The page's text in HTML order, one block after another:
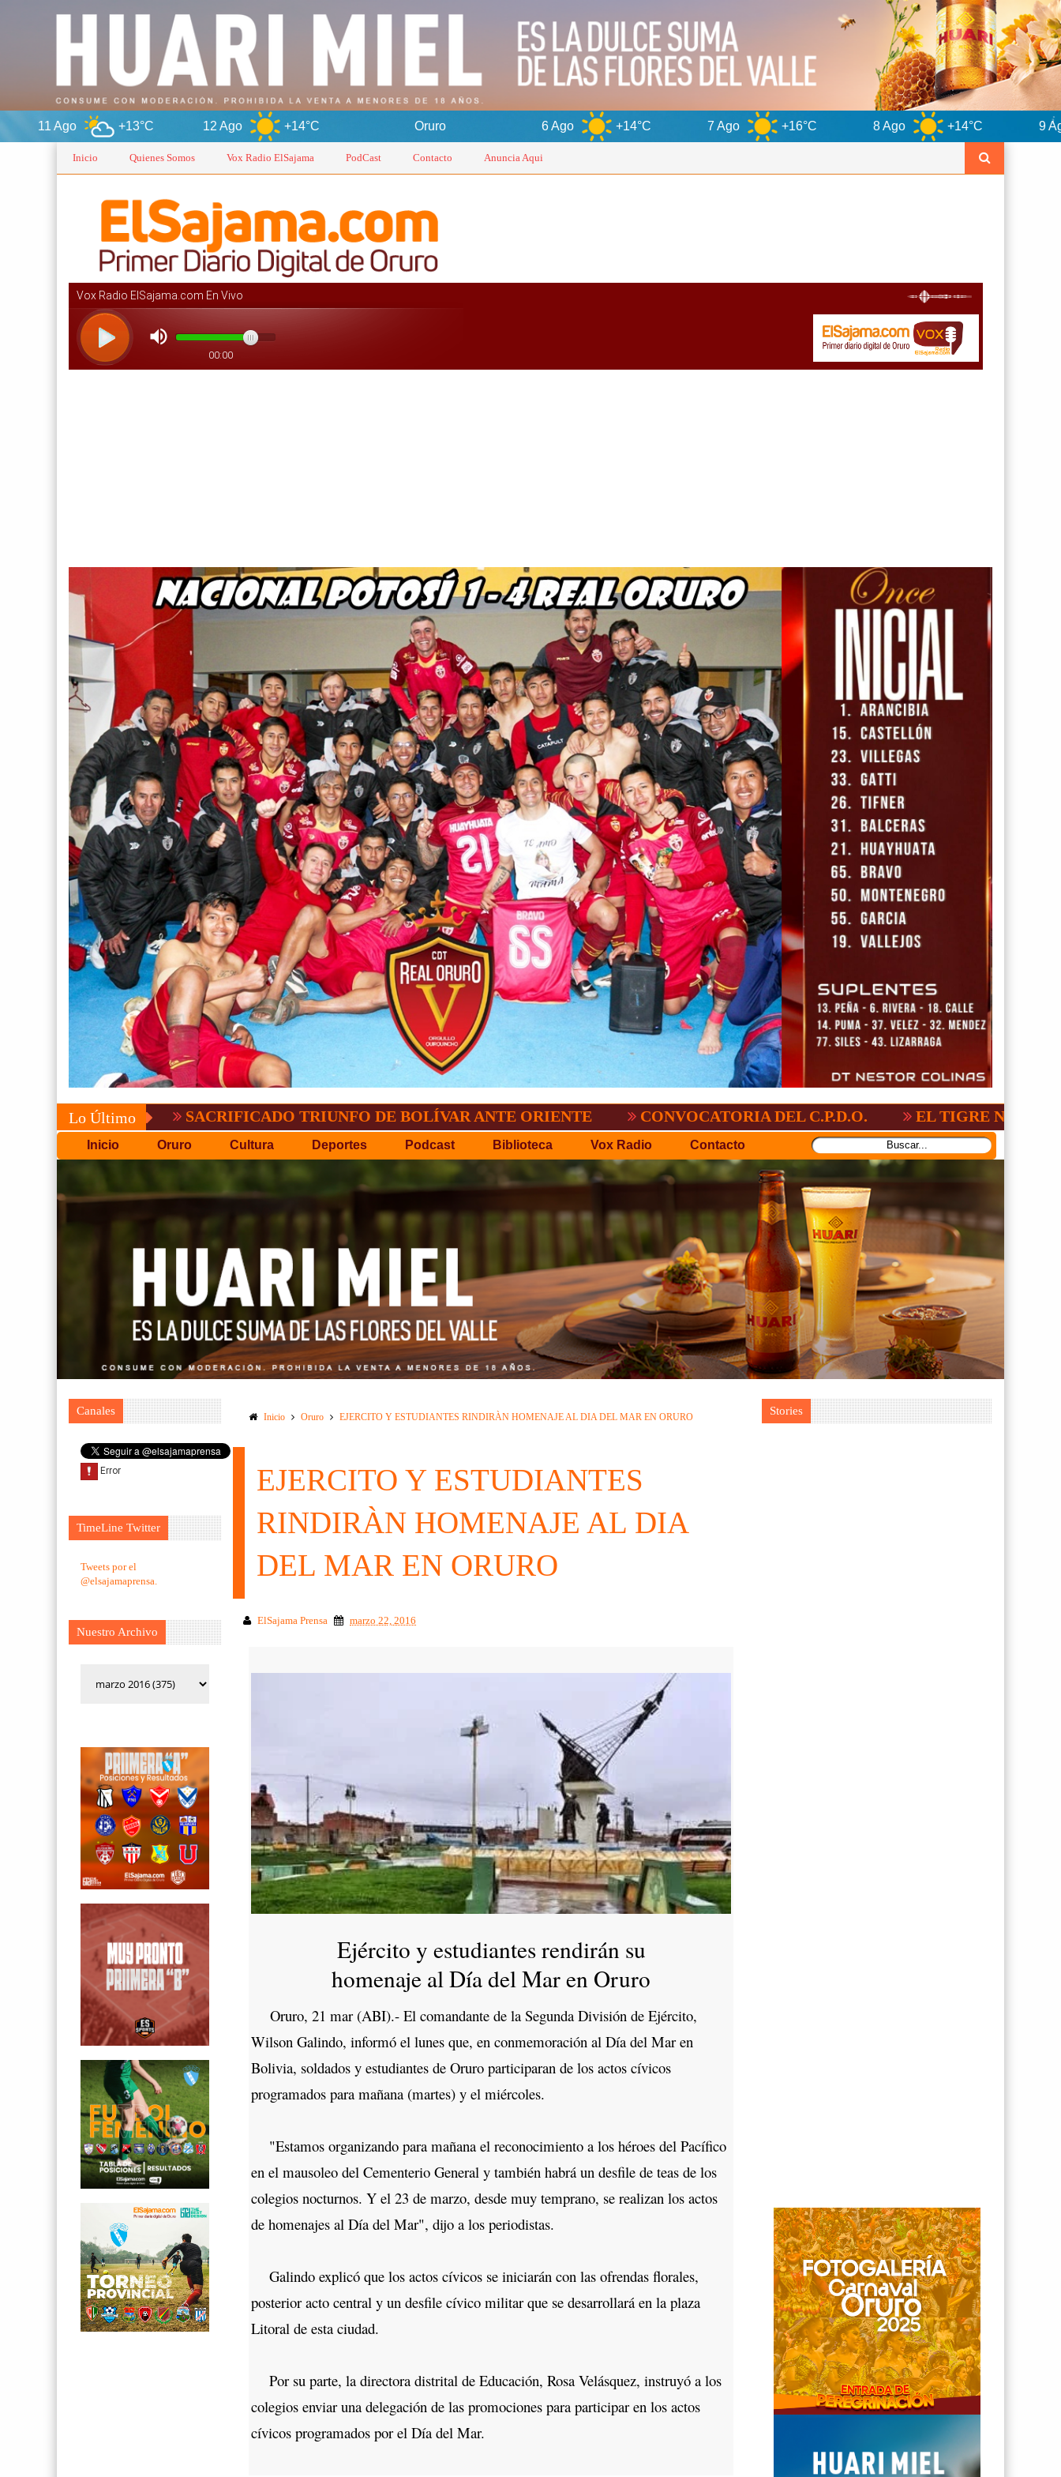
+13°C 12 Ago +14°C +14°C 7 Ago +16°C 8 Ago +14°C 9 Ago +15°C
Inicio Quienes Somos Vox Radio ElSajama PodCast Contacto Anuncia Aqui
Lo ÚltimoSACRIFICADO TRIUNFO DE BOLÍVAR ANTE ORIENTE CONVOCATORIA DEL C.P.D.O. EL TIGRE NO PERDONO A
Inicio Oruro Cultura Deportes Podcast Biblioteca Vox Radio Contacto
Canales
TimeLine Twitter
Tweets por el
@elsajamaprensa.
Nuestro Archivo
Inicio Oruro EJERCITO Y ESTUDIANTES RINDIRÀN HOMENAJE AL DIA DEL MAR EN ORURO
EJERCITO Y ESTUDIANTES
RINDIRÀN HOMENAJE AL DIA
DEL MAR EN ORURO
ElSajama Prensa marzo 22, 2016
Ejército y estudiantes rendirán su
homenaje al Día del Mar en Oruro
Oruro, 21 mar (ABI).- El comandante de la Segunda División de Ejército,
Wilson Galindo, informó el lunes que, en conmemoración al Día del Mar en
Bolivia, soldados y estudiantes de Oruro participaran de los actos cívicos
programados para mañana (martes) y el miércoles.
"Estamos organizando para mañana el reconocimiento a los héroes del Pacífico
en el mausoleo del Cementerio General y también habrá un desfile de teas de los
colegios nocturnos. Y el 23 de marzo, desde muy temprano, se realizan los actos
de homenajes al Día del Mar", dijo a los periodistas.
Galindo explicó que los actos cívicos se iniciarán con las ofrendas florales,
posterior acto central y un desfile cívico militar que se desarrollará en la plaza
Litoral de esta ciudad.
Por su parte, la directora distrital de Educación, Rosa Velásquez, instruyó a los
colegios enviar una delegación de las promociones para participar en los actos
cívicos programados por el Día del Mar.
Stories